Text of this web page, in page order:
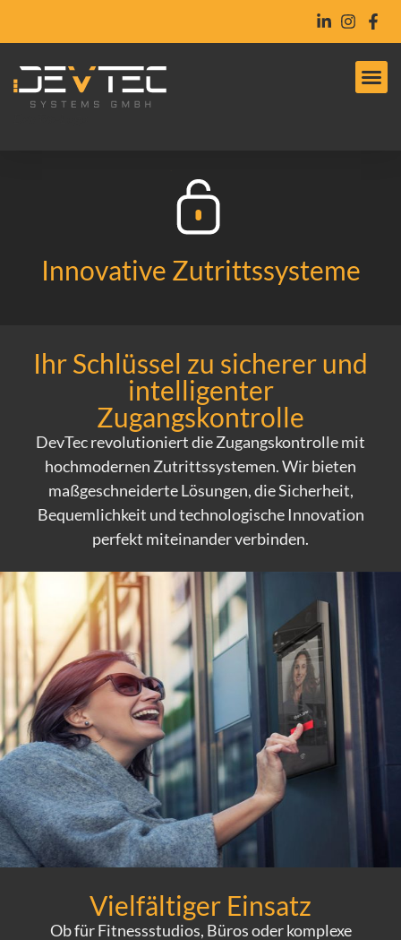
Innovative Zutrittssysteme
Ihr Schlüssel zu sicherer und
intelligenter
Zugangskontrolle
DevTec revolutioniert die Zugangskontrolle mit
hochmodernen Zutrittssystemen. Wir bieten
maßgeschneiderte Lösungen, die Sicherheit,
Bequemlichkeit und technologische Innovation
perfekt miteinander verbinden.
Vielfältiger Einsatz
Ob für Fitnessstudios, Büros oder komplexe